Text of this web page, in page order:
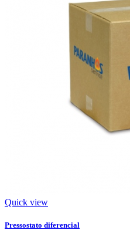
Quick view
Pressostato diferencial